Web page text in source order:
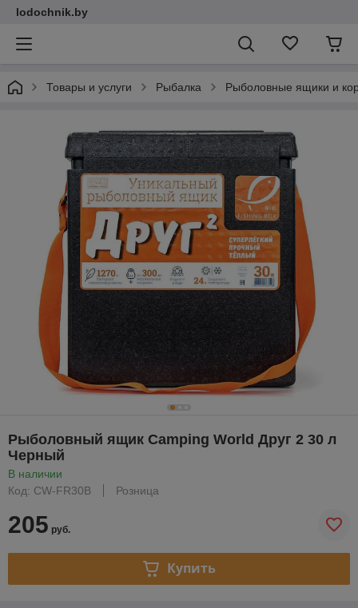
lodochnik.by
Товары и услуги Рыбалка Рыболовные ящики и
Рыболовный ящик Camping World Друг 2 30 л
Черный
В наличии
Код: CW-FR30B
Розница
205 руб.
Купить